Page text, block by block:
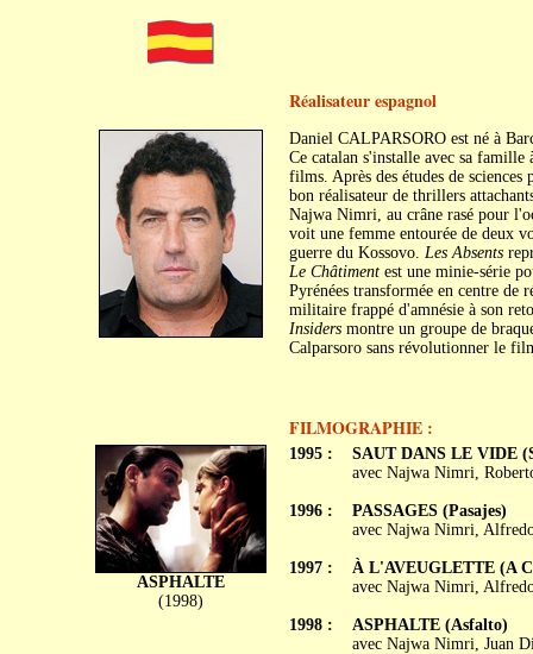
Réalisateur espagnol
Daniel CALPARSORO est né à
Ce catalan s'installe avec sa famille
films. Après des études de
bon réalisateur de thrillers
Najwa Nimri, au crâne rasé pour
voit une femme entourée de deux
guerre du Kossovo. Les Absents
Le Châtimentest une minie-série
Pyrénées transformée en centre de
militaire frappé d'amnésie à son
Insidersmontre un groupe de
Calparsoro sans révolutionner le
FILMOGRAPHIE :
ASPHALTE
(1998)
1995 :
1996 :
1997 :
1998 :
SAUT DANS LE VIDE
avec Najwa Nimri,
PASSAGES (Pasajes)
avec Najwa Nimri,
À L'AVEUGLETTE (A
avec Najwa Nimri,
ASPHALTE (Asfalto)
avec Najwa Nimri, Juan